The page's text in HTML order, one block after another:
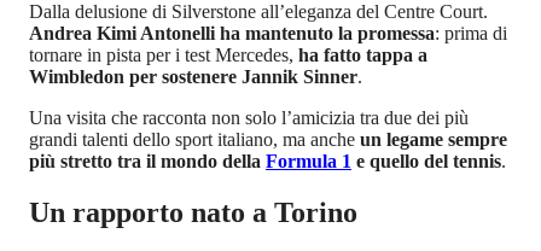
Dalla delusione di Silverstone all’eleganza del Centre Court.
Andrea Kimi Antonelli ha mantenuto la promessa: prima di
tornare in pista per i test Mercedes, ha fatto tappa a
Wimbledon per sostenere Jannik Sinner.
Una visita che racconta non solo l’amicizia tra due dei più
grandi talenti dello sport italiano, ma anche un legame sempre
più stretto tra il mondo della Formula 1 e quello del tennis.
Un rapporto nato a Torino